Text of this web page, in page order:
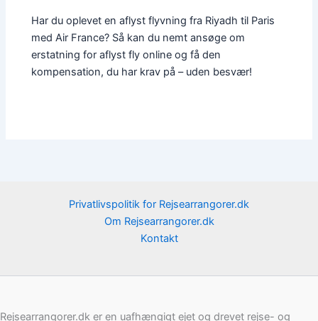
Har du oplevet en aflyst flyvning fra Riyadh til Paris
med Air France? Så kan du nemt ansøge om
erstatning for aflyst fly online og få den
kompensation, du har krav på – uden besvær!
Privatlivspolitik for Rejsearrangorer.dk
Om Rejsearrangorer.dk
Kontakt
Rejsearrangorer.dk er en uafhængigt ejet og drevet rejse- og